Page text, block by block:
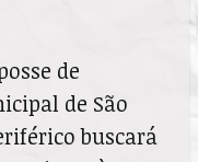
de
de São
buscará